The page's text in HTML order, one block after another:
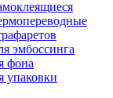
эмбоссинга
фона
упаковки